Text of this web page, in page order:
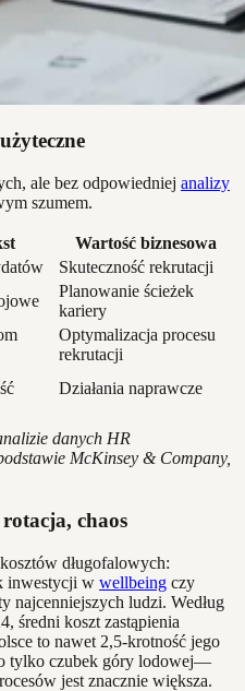
ale bez odpowiedniej analizy
szumem.
Wartość biznesowa
Skuteczność rekrutacji
Planowanie ścieżek
kariery
Optymalizacja procesu
rekrutacji
Działania naprawcze
danych HR
McKinsey & Company,
chaos
długofalowych:
inwestycji w wellbeing czy
najcenniejszych ludzi. Według
średni koszt zastąpienia
to nawet 2,5-krotność jego
tylko czubek góry lodowej—
jest znacznie większa.